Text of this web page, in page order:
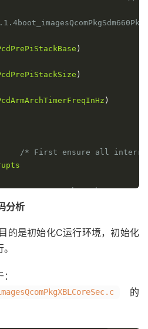
)
)
)
// 1. 关闭所有中断	 /* First ensure
// 2. 关闭MMU和Caches	 /* Ensure that
// 3. 关闭TLB缓存表	 /* Invalidate
x0 */
)
EL3; 8 = EL2; 4 = EL1
分析
的是初始化C运行环境，初始化
的